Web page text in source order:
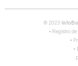
© 2023
• Registro
•
•